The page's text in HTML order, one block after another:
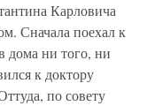
Карловича
Сначала поехал к
дома ни того, ни
к доктору
по совету